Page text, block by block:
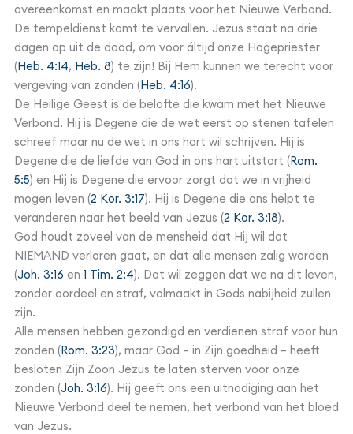
overeenkomst en maakt plaats voor het Nieuwe Verbond.
De tempeldienst komt te vervallen. Jezus staat na drie
dagen op uit de dood, om voor áltijd onze Hogepriester
(Heb. 4:14, Heb. 8) te zijn! Bij Hem kunnen we terecht voor
vergeving van zonden (Heb. 4:16).
De Heilige Geest is de belofte die kwam met het Nieuwe
Verbond. Hij is Degene die de wet eerst op stenen tafelen
schreef maar nu de wet in ons hart wil schrijven. Hij is
Degene die de liefde van God in ons hart uitstort (Rom.
5:5) en Hij is Degene die ervoor zorgt dat we in vrijheid
mogen leven (2 Kor. 3:17). Hij is Degene die ons helpt te
veranderen naar het beeld van Jezus (2 Kor. 3:18).
God houdt zoveel van de mensheid dat Hij wil dat
NIEMAND verloren gaat, en dat alle mensen zalig worden
(Joh. 3:16 en 1 Tim. 2:4). Dat wil zeggen dat we na dit leven,
zonder oordeel en straf, volmaakt in Gods nabijheid zullen
zijn.
Alle mensen hebben gezondigd en verdienen straf voor hun
zonden (Rom. 3:23), maar God – in Zijn goedheid – heeft
besloten Zijn Zoon Jezus te laten sterven voor onze
zonden (Joh. 3:16). Hij geeft ons een uitnodiging aan het
Nieuwe Verbond deel te nemen, het verbond van het bloed
van Jezus.